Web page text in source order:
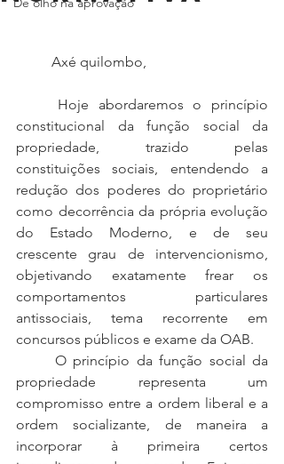
	Axé quilombo,
constitucional da função social da
propriedade, trazido pelas
constituições sociais, entendendo a
redução dos poderes do proprietário
como decorrência da própria evolução
do Estado Moderno, e de seu
crescente grau de intervencionismo,
objetivando exatamente frear os
comportamentos particulares
antissociais, tema recorrente em
concursos públicos e exame da OAB.
propriedade representa um
compromisso entre a ordem liberal e a
ordem socializante, de maneira a
incorporar à primeira certos